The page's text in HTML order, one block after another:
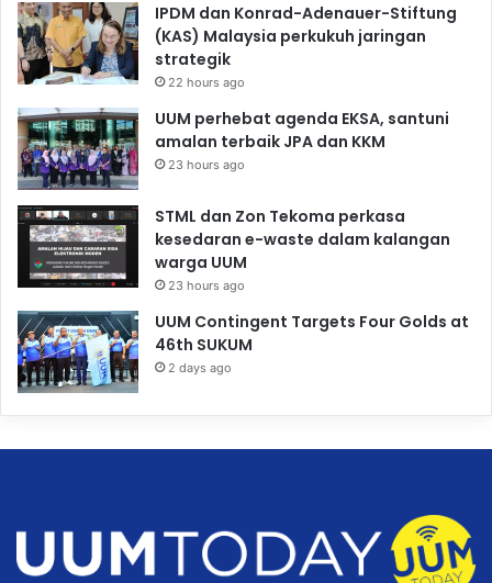
IPDM dan Konrad-Adenauer-Stiftung
(KAS) Malaysia perkukuh jaringan
strategik
22 hours ago
UUM perhebat agenda EKSA, santuni
amalan terbaik JPA dan KKM
23 hours ago
STML dan Zon Tekoma perkasa
kesedaran e-waste dalam kalangan
warga UUM
23 hours ago
UUM Contingent Targets Four Golds at
46th SUKUM
2 days ago